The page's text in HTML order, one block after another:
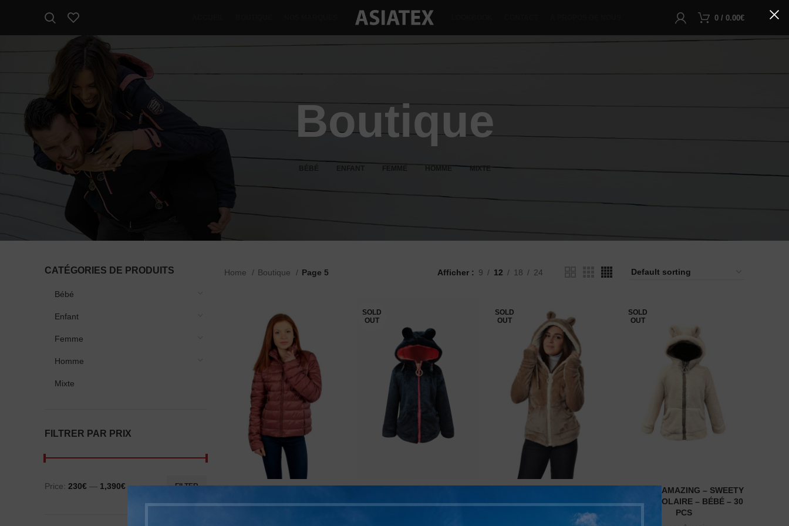
0 / 0.00€
Boutique
HOMME MIXTE
CATÉGORIES DE PRODUITS
Bébé
Enfant
Femme
Homme
Mixte
FILTRER PAR PRIX
FILTER
Price: 230€ — 1,390€
Home Boutique Page 5 Afficher 9 12 18 24
SPARROW LADIES –
SOLD
OUT
KIDS – POLAIRE – ENFANT –
SOLD
OUT
LADIES – POLAIRE – FEMME
SOLD
OUT
READ MORE
NIRVANA AMAZING – SWEETY
BABY – POLAIRE – BÉBÉ – 30
PCS